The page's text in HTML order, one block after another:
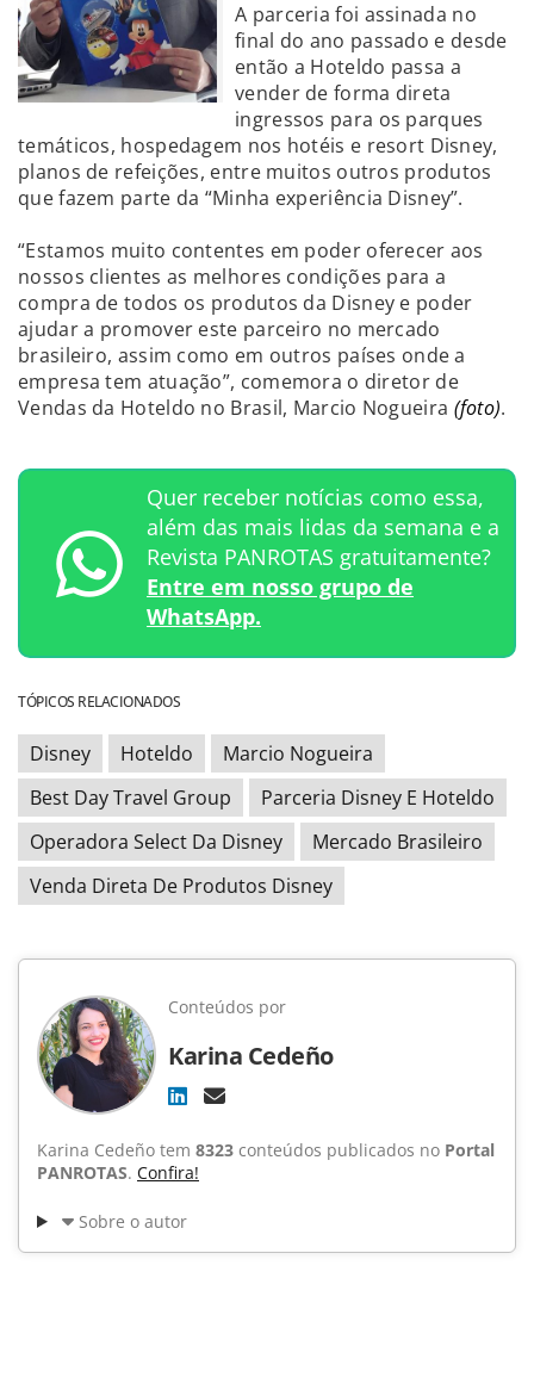
A parceria foi assinada no
final do ano passado e desde
então a Hoteldo passa a
vender de forma direta
ingressos para os parques
temáticos, hospedagem nos hotéis e resort Disney,
planos de refeições, entre muitos outros produtos
que fazem parte da “Minha experiência Disney”.
“Estamos muito contentes em poder oferecer aos
nossos clientes as melhores condições para a
compra de todos os produtos da Disney e poder
ajudar a promover este parceiro no mercado
brasileiro, assim como em outros países onde a
empresa tem atuação”, comemora o diretor de
Vendas da Hoteldo no Brasil, Marcio Nogueira (foto).
Quer receber notícias como essa,
além das mais lidas da semana e a
Revista PANROTAS gratuitamente?
Entre em nosso grupo de
WhatsApp.
TÓPICOS RELACIONADOS
Disney Hoteldo
Marcio Nogueira
Best Day Travel Group
Parceria Disney E Hoteldo
Operadora Select Da Disney
Mercado Brasileiro
Venda Direta De Produtos Disney
Conteúdos por
Karina Cedeño
Karina Cedeño tem 8323 conteúdos publicados no Portal
PANROTAS. Confira!
Sobre o autor